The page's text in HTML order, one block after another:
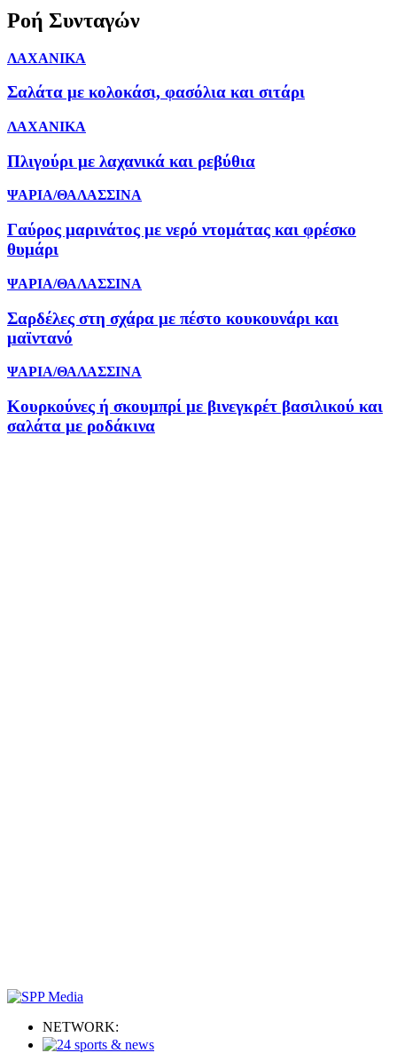
Ροή Συνταγών
ΛΑΧΑΝΙΚΑ
Σαλάτα με κολοκάσι, φασόλια και σιτάρι
ΛΑΧΑΝΙΚΑ
Πλιγούρι με λαχανικά και ρεβύθια
ΨΑΡΙΑ/ΘΑΛΑΣΣΙΝΑ
Γαύρος μαρινάτος με νερό ντομάτας και φρέσκο
θυμάρι
ΨΑΡΙΑ/ΘΑΛΑΣΣΙΝΑ
Σαρδέλες στη σχάρα με πέστο κουκουνάρι και
μαϊντανό
ΨΑΡΙΑ/ΘΑΛΑΣΣΙΝΑ
Κουρκούνες ή σκουμπρί με βινεγκρέτ βασιλικού και
σαλάτα με ροδάκινα
NETWORK: